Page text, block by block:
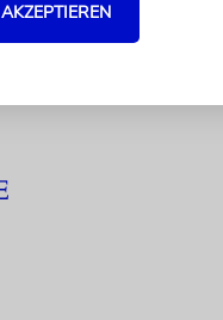
AKZEPTIEREN